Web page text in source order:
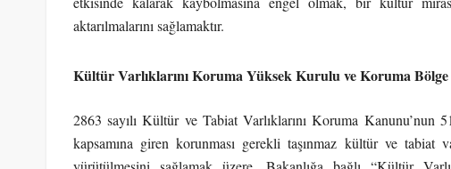
aktarılmalarını sağlamaktır.
Kültür Varlıklarını Koruma Yüksek Kurulu ve Koruma
2863 sayılı Kültür ve Tabiat Varlıklarını Koruma
kapsamına giren korunması gerekli taşınmaz kültür ve